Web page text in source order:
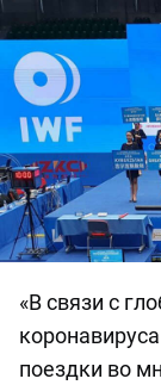
«В связи с
поездки во